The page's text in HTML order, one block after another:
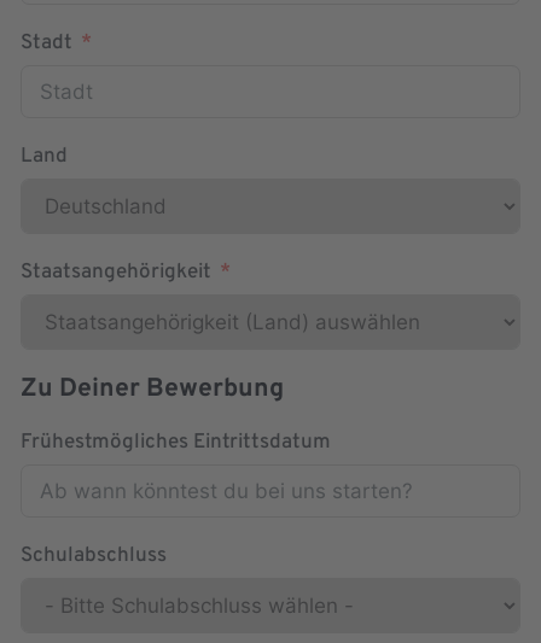
Stadt
Land
Staatsangehörigkeit
Zu Deiner Bewerbung
Frühestmögliches Eintrittsdatum
Schulabschluss